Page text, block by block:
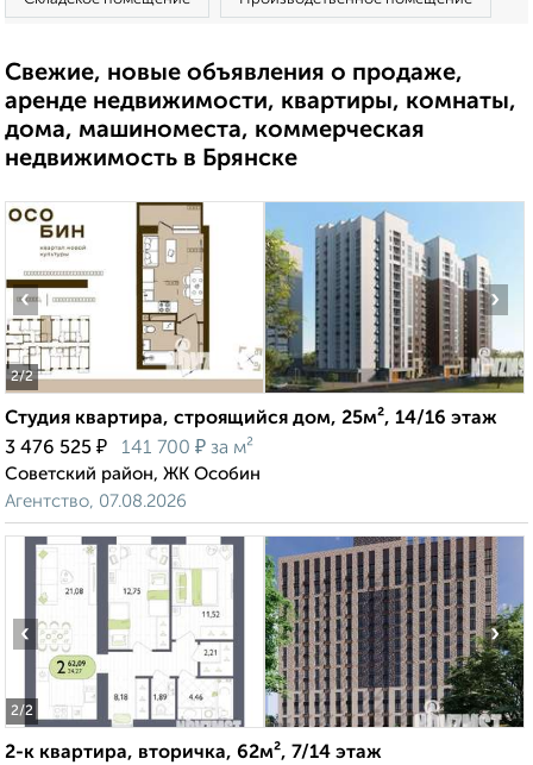
Свежие, новые объявления о продаже,
аренде недвижимости, квартиры, комнаты,
дома, машиноместа, коммерческая
недвижимость в Брянске
2/2
‹ ›
Студия квартира, строящийся дом, 25м², 14/16 этаж
3 476 525 ₽ 141 700 ₽ за м²
Советский район, ЖК Особин
Агентство, 07.08.2026
2/2
‹ ›
2-к квартира, вторичка, 62м², 7/14 этаж